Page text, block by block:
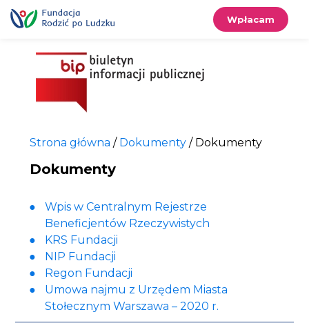
treści
Wpłacam
Strona główna / Dokumenty/ Dokumenty
Dokumenty
Wpis w Centralnym Rejestrze
Beneficjentów Rzeczywistych
KRS Fundacji
NIP Fundacji
Regon Fundacji
Umowa najmu z Urzędem Miasta
Stołecznym Warszawa – 2020 r.